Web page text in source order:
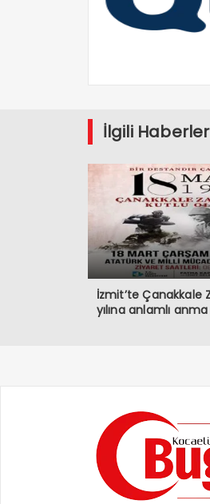
İlgili Haberler
İzmit’te Çanakkale
yılına anlamlı